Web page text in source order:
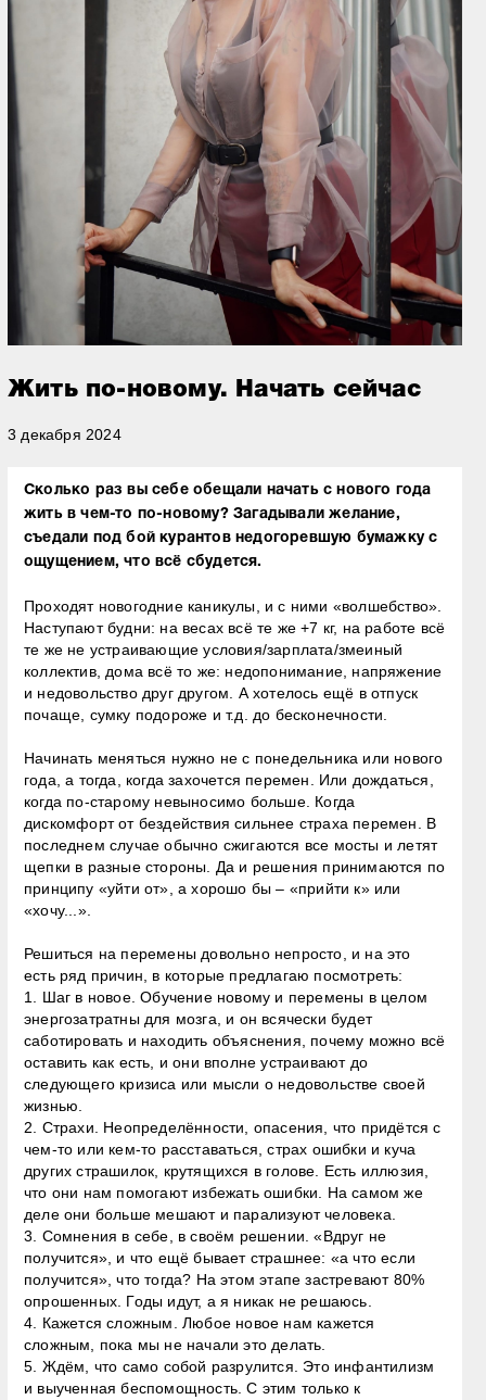
Жить по-новому. Начать сейчас
3 декабря 2024
Сколько раз вы себе обещали начать с нового года
жить в чем-то по-новому? Загадывали желание,
съедали под бой курантов недогоревшую бумажку с
ощущением, что всё сбудется.
Проходят новогодние каникулы, и с ними «волшебство».
Наступают будни: на весах всё те же +7 кг, на работе всё
те же не устраивающие условия/зарплата/змеиный
коллектив, дома всё то же: недопонимание, напряжение
и недовольство друг другом. А хотелось ещё в отпуск
почаще, сумку подороже и т.д. до бесконечности.
Начинать меняться нужно не с понедельника или нового
года, а тогда, когда захочется перемен. Или дождаться,
когда по-старому невыносимо больше. Когда
дискомфорт от бездействия сильнее страха перемен. В
последнем случае обычно сжигаются все мосты и летят
щепки в разные стороны. Да и решения принимаются по
принципу «уйти от», а хорошо бы – «прийти к» или
«хочу...».
Решиться на перемены довольно непросто, и на это
есть ряд причин, в которые предлагаю посмотреть:
1. Шаг в новое. Обучение новому и перемены в целом
энергозатратны для мозга, и он всячески будет
саботировать и находить объяснения, почему можно всё
оставить как есть, и они вполне устраивают до
следующего кризиса или мысли о недовольстве своей
жизнью.
2. Страхи. Неопределённости, опасения, что придётся с
чем-то или кем-то расставаться, страх ошибки и куча
других страшилок, крутящихся в голове. Есть иллюзия,
что они нам помогают избежать ошибки. На самом же
деле они больше мешают и парализуют человека.
3. Сомнения в себе, в своём решении. «Вдруг не
получится», и что ещё бывает страшнее: «а что если
получится», что тогда? На этом этапе застревают 80%
опрошенных. Годы идут, а я никак не решаюсь.
4. Кажется сложным. Любое новое нам кажется
сложным, пока мы не начали это делать.
5. Ждём, что само собой разрулится. Это инфантилизм
и выученная беспомощность. С этим только к